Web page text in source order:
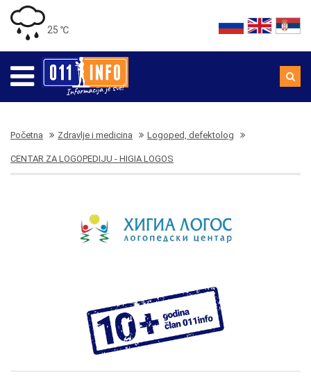
25 ℃
Početna Zdravlje i medicina Logoped, defektolog
CENTAR ZA LOGOPEDIJU - HIGIA LOGOS